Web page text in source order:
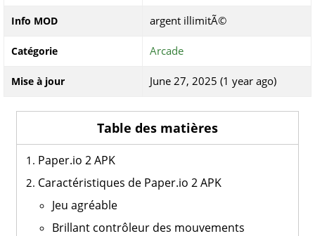
Info MOD argent illimitÃ©
Catégorie Arcade
Mise à jour June 27, 2025 (1 year ago)
Table des matières
Paper.io 2 APK
Caractéristiques de Paper.io 2 APK
Jeu agréable
Brillant contrôleur des mouvements